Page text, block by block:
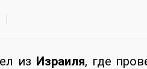
из Израиля, где